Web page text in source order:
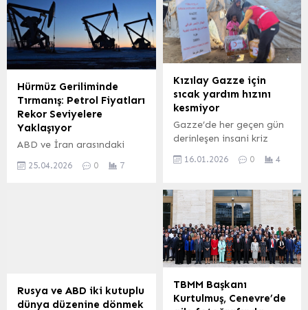
Hürmüz Geriliminde
Tırmanış: Petrol Fiyatları
Rekor Seviyelere
Yaklaşıyor
ABD ve İran arasındaki
somut bir ilerleme
boğazı açabileceği
25.04.2026 0 7
Kızılay Gazze için
sıcak yardım hızını
kesmiyor
Gazze’de her geçen gün
derinleşen insani kriz
yardım faaliyetlerini
aylarında soğuk hava
koşullarından
korunmaları amacıyla 2
bin aileye kışlık battaniye
desteği sağladı. aşevleri
günlük 35 bin kişilik
alanlarında kalan
sivillere, hastanelerdeki
16.01.2026 0 4
Rusya ve ABD iki kutuplu
dünya düzenine dönmek
TBMM Başkanı
Kurtulmuş, Cenevre’de